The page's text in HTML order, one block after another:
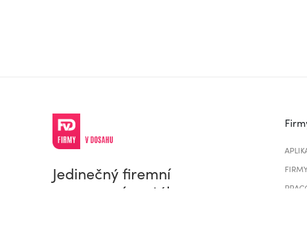
Jedinečný firemní
a pracovní portál